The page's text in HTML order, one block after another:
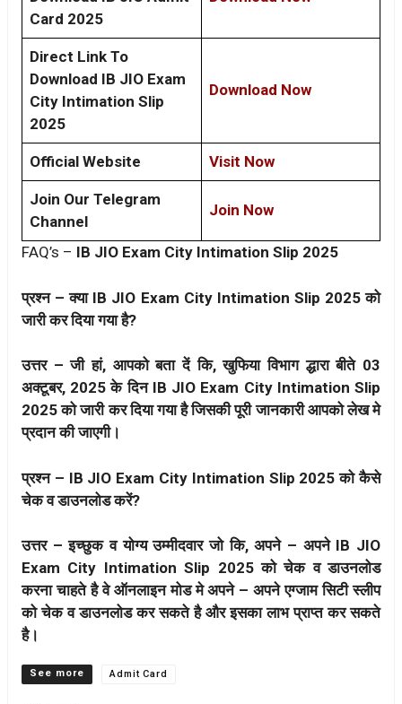
Card 2025
Direct Link To
Download IB JIO Exam
City Intimation Slip
2025
Download Now
Official Website Visit Now
Join Our Telegram
Channel
Join Now
FAQ’s – IB JIO Exam City Intimation Slip 2025
प्रश्न – क्या IB JIO Exam City Intimation Slip 2025 को
जारी कर दिया गया है?
उत्तर – जी हां, आपको बता दें कि, खुफिया विभाग द्धारा बीते 03
अक्टूबर, 2025 के दिन IB JIO Exam City Intimation Slip
2025 को जारी कर दिया गया है जिसकी पूरी जानकारी आपको लेख मे
प्रदान की जाएगी।
प्रश्न – IB JIO Exam City Intimation Slip 2025 को कैसे
चेक व डाउनलोड करें?
उत्तर – इच्छुक व योग्य उम्मीदवार जो कि, अपने – अपने IB JIO
Exam City Intimation Slip 2025 को चेक व डाउनलोड
करना चाहते है वे ऑनलाइन मोड मे अपने – अपने एग्जाम सिटी स्लीप
को चेक व डाउनलोड कर सकते है और इसका लाभ प्राप्त कर सकते
है।
Categories Admit Card